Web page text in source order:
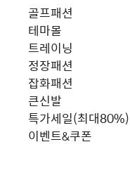
골프패션
테마몰
트레이닝
정장패션
잡화패션
큰신발
특가세일(최대80%)
이벤트&쿠폰